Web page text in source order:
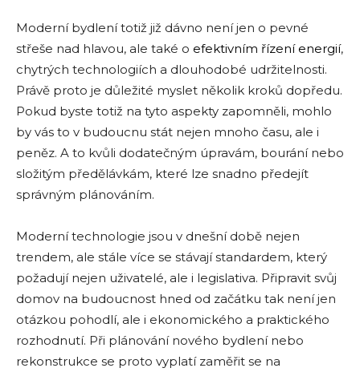
Moderní bydlení totiž již dávno není jen o pevné
střeše nad hlavou, ale také o efektivním řízení energií,
chytrých technologiích a dlouhodobé udržitelnosti.
Právě proto je důležité myslet několik kroků dopředu.
Pokud byste totiž na tyto aspekty zapomněli, mohlo
by vás to v budoucnu stát nejen mnoho času, ale i
peněz. A to kvůli dodatečným úpravám, bourání nebo
složitým předělávkám, které lze snadno předejít
správným plánováním.
Moderní technologie jsou v dnešní době nejen
trendem, ale stále více se stávají standardem, který
požadují nejen uživatelé, ale i legislativa. Připravit svůj
domov na budoucnost hned od začátku tak není jen
otázkou pohodlí, ale i ekonomického a praktického
rozhodnutí. Při plánování nového bydlení nebo
rekonstrukce se proto vyplatí zaměřit se na